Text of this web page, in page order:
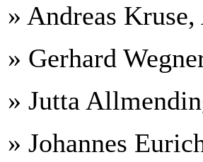
» Andreas
» Gerhard
» Jutta
» Johannes